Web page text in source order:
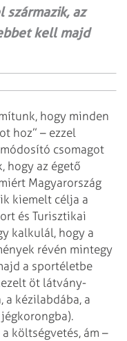
az
kell majd
hogy minden
hoz” – ezzel
csomagot
hogy az égető
Magyarország
kiemelt célja a
és Turisztikai
kalkulál, hogy a
révén mintegy
a sportéletbe
öt látvány-
a kézilabdába, a
költségvetés, ám –